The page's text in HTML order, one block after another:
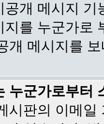
공개 메시지
지를 누군가로
개 메시지를
누군가로부터
시판의 이메